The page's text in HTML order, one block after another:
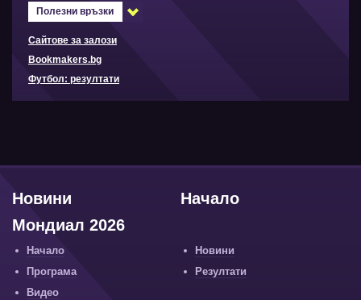
Полезни връзки
Сайтове за залози
Bookmakers.bg
Футбол: резултати
Начало
Новини
Мондиал 2026
Начало
Новини
Програма
Резултати
Видео